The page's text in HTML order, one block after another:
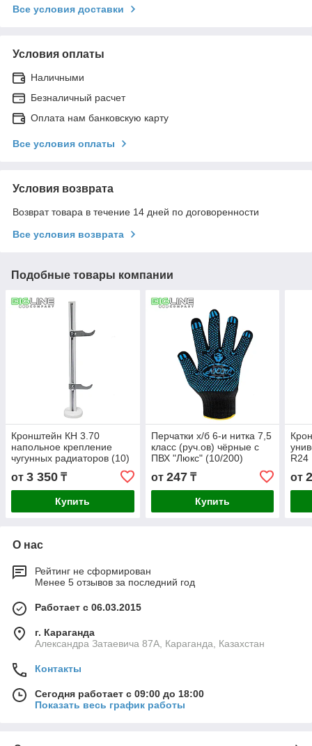
Все условия доставки
Условия оплаты
Наличными
Безналичный расчет
Оплата нам банковскую карту
Все условия оплаты
Условия возврата
Возврат товара в течение 14 дней по договоренности
Все условия возврата
Подобные товары компании
Кронштейн КН 3.70
напольное крепление
чугунных радиаторов (10)
от 3 350 ₸
Купить
Перчатки х/б 6-и нитка 7,5
класс (руч.ов) чёрные с
ПВХ "Люкс" (10/200)
от 247₸
Купить
R24
от
О нас
Рейтинг не сформирован
Менее 5 отзывов за последний год
Работает с 06.03.2015
г. Караганда
Александра Затаевича 87А, Караганда, Казахстан
Контакты
Сегодня работает с 09:00 до 18:00
Показать весь график работы